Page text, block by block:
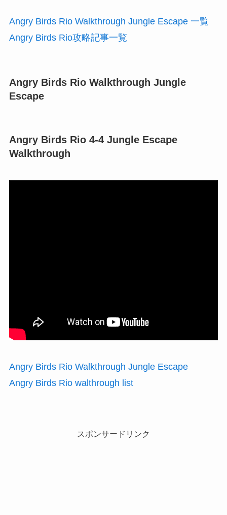
Angry Birds Rio Walkthrough Jungle Escape 一覧
Angry Birds Rio攻略記事一覧
Angry Birds Rio Walkthrough Jungle
Escape
Angry Birds Rio 4-4 Jungle Escape
Walkthrough
Angry Birds Rio Walkthrough Jungle Escape
Angry Birds Rio walthrough list
スポンサードリンク